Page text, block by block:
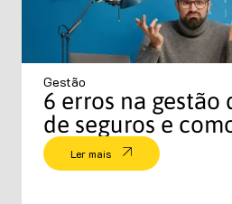
Gestão
6 erros na gestão
de seguros e
Ler mais